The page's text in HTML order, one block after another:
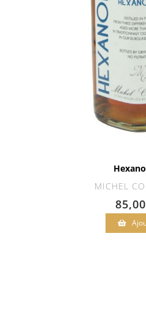
MICHEL
85,00